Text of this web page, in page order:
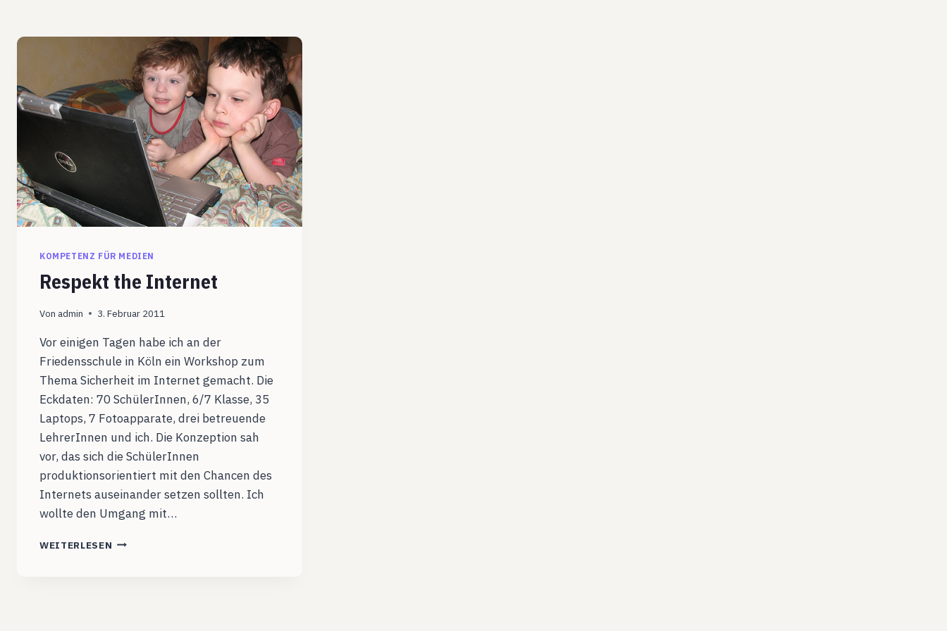
KOMPETENZ FÜR MEDIEN
Respekt the Internet
Von admin 3. Februar 2011
Vor einigen Tagen habe ich an der
Friedensschule in Köln ein Workshop zum
Thema Sicherheit im Internet gemacht. Die
Eckdaten: 70 SchülerInnen, 6/7 Klasse, 35
Laptops, 7 Fotoapparate, drei betreuende
LehrerInnen und ich. Die Konzeption sah
vor, das sich die SchülerInnen
produktionsorientiert mit den Chancen des
Internets auseinander setzen sollten. Ich
wollte den Umgang mit…
WEITERLESEN RESPEKT